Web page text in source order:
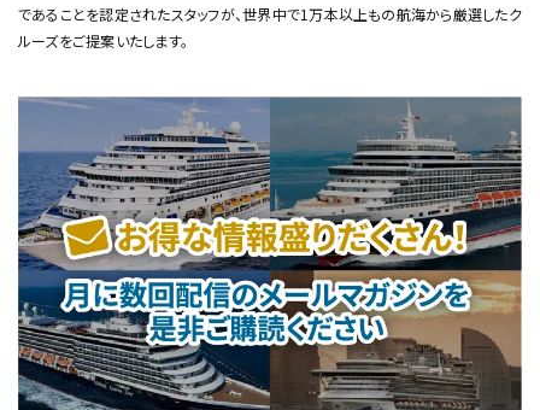
であることを認定されたスタッフが、世界中で1万本以上もの航海から厳選したク
ルーズをご提案いたします。